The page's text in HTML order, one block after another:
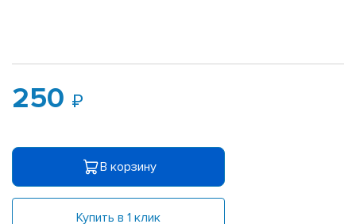
250
В корзину
Купить в 1 клик